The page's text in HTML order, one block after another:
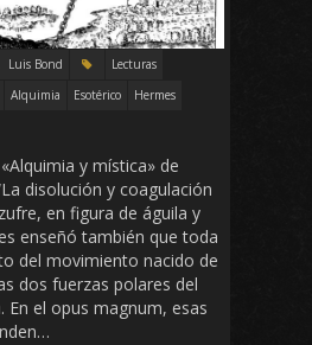
Luis Bond
Lecturas
Alquimia Esotérico
Hermes
y mística» de
disolución y coagulación
en figura de águila y
enseñó también que toda
del movimiento nacido de
dos fuerzas polares del
En el opus magnum, esas